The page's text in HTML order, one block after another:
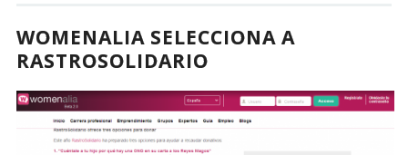
WOMENALIA SELECCIONA A
RASTROSOLIDARIO